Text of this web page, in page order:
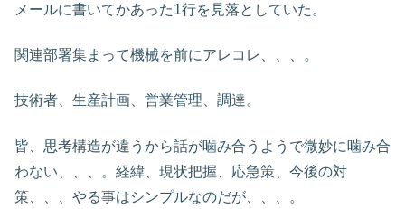
メールに書いてかあった1行を見落としていた。
関連部署集まって機械を前にアレコレ、、、。
技術者、生産計画、営業管理、調達。
皆、思考構造が違うから話が噛み合うようで微妙に噛み合
わない、、、。経緯、現状把握、応急策、今後の対
策、、、やる事はシンプルなのだが、、、。